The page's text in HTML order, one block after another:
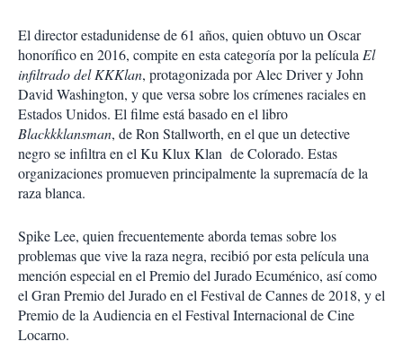
El director estadunidense de 61 años, quien obtuvo un Oscar
honorífico en 2016, compite en esta categoría por la películaEl
infiltrado del KKKlan, protagonizada por Alec Driver y John
David Washington, y que versa sobre los crímenes raciales en
Estados Unidos. El filme está basado en el libro
Blackkklansman, de Ron Stallworth, en el que un detective
negro se infiltra en el Ku Klux Klan de Colorado. Estas
organizaciones promueven principalmente la supremacía de la
raza blanca.
Spike Lee, quien frecuentemente aborda temas sobre los
problemas que vive la raza negra, recibió por esta película una
mención especial en el Premio del Jurado Ecuménico, así como
el Gran Premio del Jurado en el Festival de Cannes de 2018, y el
Premio de la Audiencia en el Festival Internacional de Cine
Locarno.